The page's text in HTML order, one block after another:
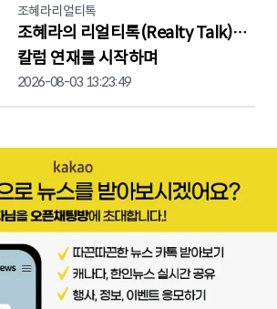
조혜라리얼티톡
조혜라의 리얼티톡(Realty Talk)…
칼럼 연재를 시작하며
2026-08-03 13:23:49